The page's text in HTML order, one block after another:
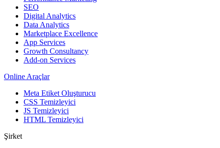
SEO
Digital Analytics
Data Analytics
Marketplace Excellence
App Services
Growth Consultancy
Add-on Services
Online Araçlar
Meta Etiket Oluşturucu
CSS Temizleyici
JS Temizleyici
HTML Temizleyici
Şirket